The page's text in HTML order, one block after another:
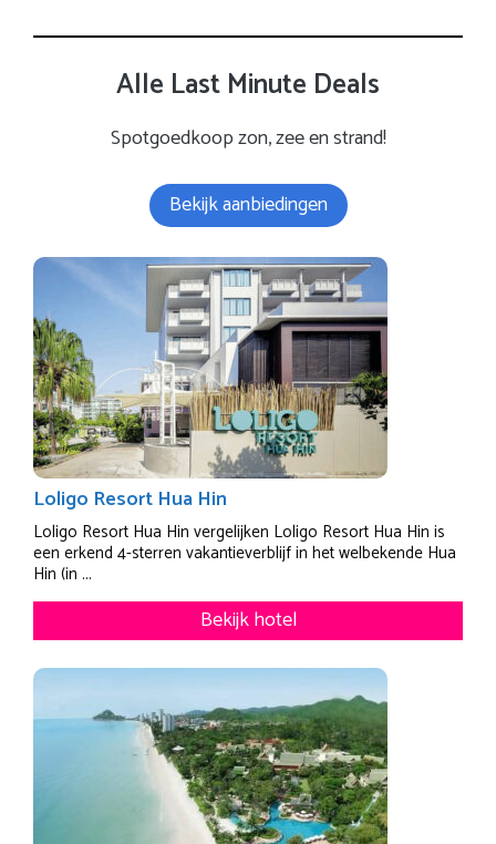
Alle Last Minute Deals
Spotgoedkoop zon, zee en strand!
Bekijk aanbiedingen
Loligo Resort Hua Hin
Loligo Resort Hua Hin vergelijken Loligo Resort Hua Hin is
een erkend 4-sterren vakantieverblijf in het welbekende Hua
Hin (in ...
Bekijk hotel